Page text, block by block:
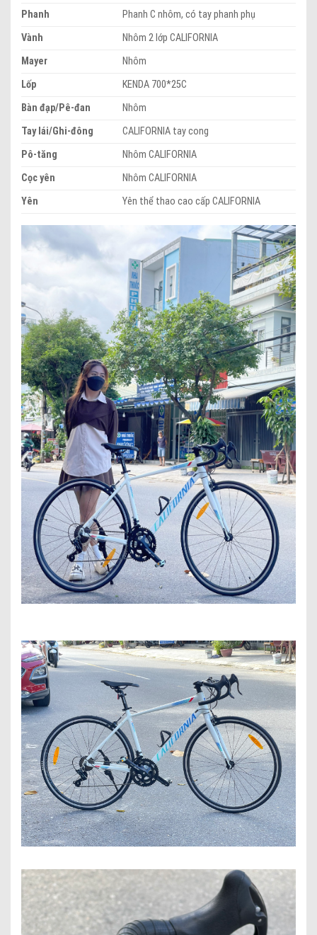
Phanh
Phanh C nhôm, có tay phanh phụ
Vành
Nhôm 2 lớp CALIFORNIA
Mayer
Nhôm
Lốp
KENDA 700*25C
Bàn đạp/Pê-đan
Nhôm
Tay lái/Ghi-đông
CALIFORNIA tay cong
Pô-tăng
Nhôm CALIFORNIA
Cọc yên
Nhôm CALIFORNIA
Yên
Yên thể thao cao cấp CALIFORNIA